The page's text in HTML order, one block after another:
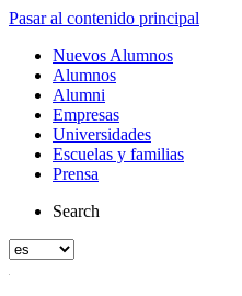
Pasar al contenido principal
Nuevos Alumnos
Alumnos
Alumni
Empresas
Universidades
Escuelas y familias
Prensa
Search